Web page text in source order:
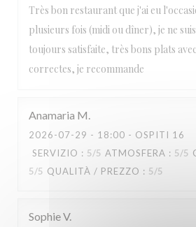
Très bon restaurant que j'ai eu
plusieurs fois (midi ou dîner), je ne
toujours satisfaite, très bons plats
correctes, je recommande
Anamaria M
2026-07-29 - 18:00 - OSPITI 16
SERVIZIO : 5/5 ATMOSFERA : 5/5
5/5 QUALITÀ / PREZZO : 5/5
SophieV